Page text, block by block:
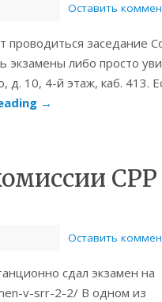
Оставить
проводиться заседание
экзамены либо просто
д. 10, 4-й этаж, каб. 413.
→
СРР
Оставить
сдал экзамен на
v-srr-2-2/ В одном из